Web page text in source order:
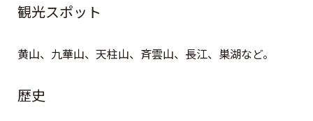
観光スポット
黄山、九華山、天柱山、斉雲山、長江、巣湖など。
歴史